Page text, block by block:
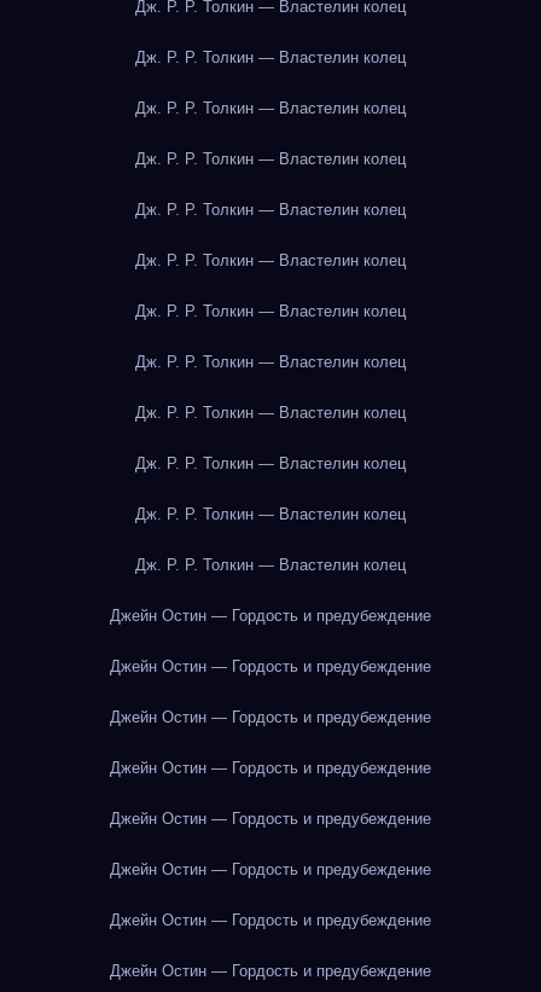
Дж. Р. Р. Толкин — Властелин колец
Дж. Р. Р. Толкин — Властелин колец
Дж. Р. Р. Толкин — Властелин колец
Дж. Р. Р. Толкин — Властелин колец
Дж. Р. Р. Толкин — Властелин колец
Дж. Р. Р. Толкин — Властелин колец
Дж. Р. Р. Толкин — Властелин колец
Дж. Р. Р. Толкин — Властелин колец
Дж. Р. Р. Толкин — Властелин колец
Дж. Р. Р. Толкин — Властелин колец
Дж. Р. Р. Толкин — Властелин колец
Дж. Р. Р. Толкин — Властелин колец
Джейн Остин — Гордость и предубеждение
Джейн Остин — Гордость и предубеждение
Джейн Остин — Гордость и предубеждение
Джейн Остин — Гордость и предубеждение
Джейн Остин — Гордость и предубеждение
Джейн Остин — Гордость и предубеждение
Джейн Остин — Гордость и предубеждение
Джейн Остин — Гордость и предубеждение